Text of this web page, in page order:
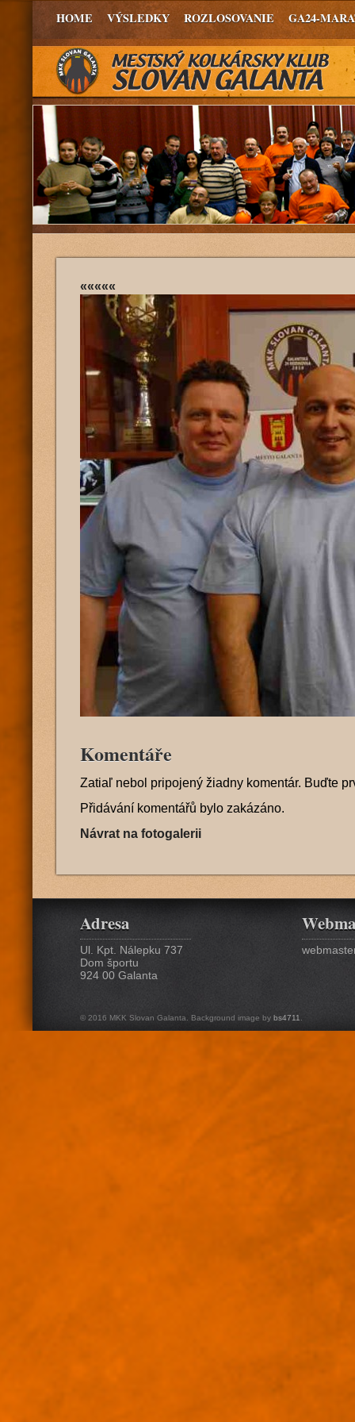
HOME VÝSLEDKY ROZLOSOVANIE GA24-
«««««
Komentáře
Zatiaľ nebol pripojený žiadny komentár. Buďte
Přidávání komentářů bylo zakázáno.
Návrat na fotogalerii
Adresa
Ul. Kpt. Nálepku 737
Dom športu
924 00 Galanta
© 2016 MKK Slovan Galanta. Background image by bs4711